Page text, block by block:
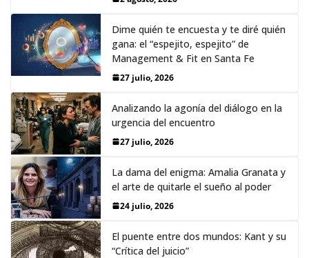
Dime quién te encuesta y te diré quién
gana: el “espejito, espejito” de
Management & Fit en Santa Fe
27 julio, 2026
Analizando la agonía del diálogo en la
urgencia del encuentro
27 julio, 2026
La dama del enigma: Amalia Granata y
el arte de quitarle el sueño al poder
24 julio, 2026
El puente entre dos mundos: Kant y su
“Crítica del juicio”